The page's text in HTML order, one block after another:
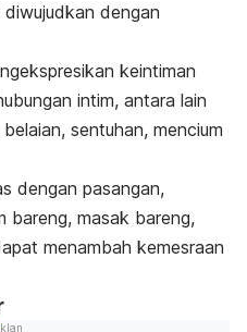
dengan
keintiman
intim, antara lain
sentuhan, mencium
dengan pasangan,
bareng, masak bareng,
menambah kemesraan